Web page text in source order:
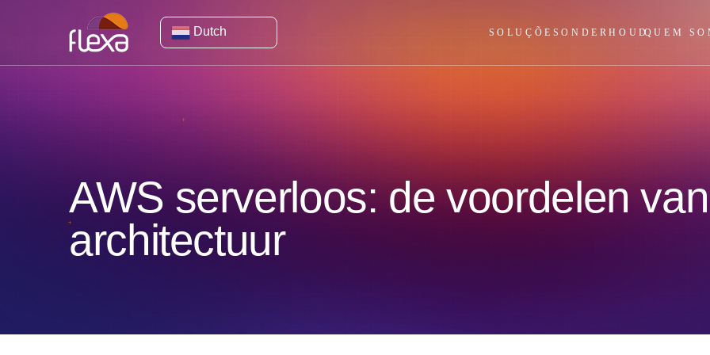
Dutch SOLUÇÕESONDERHOUDQUEM
AWS serverloos: de voordelen
architectuur